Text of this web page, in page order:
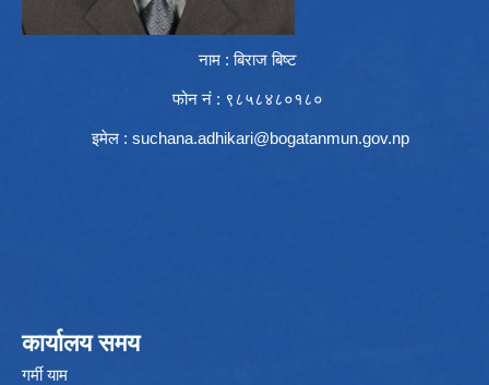
नाम : बिराज बिष्ट
फोन नं : ९८५८४८०१८०
इमेल : suchana.adhikari@bogatanmun.gov.np
कार्यालय समय
गर्मी याम